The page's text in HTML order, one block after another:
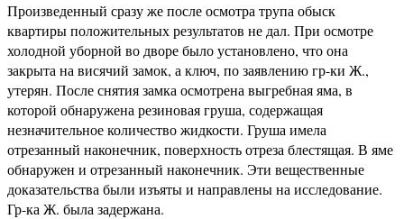
Произведенный сразу же после осмотра трупа обыск
квартиры положительных результатов не дал. При осмотре
холодной уборной во дворе было установлено, что она
закрыта на висячий замок, а ключ, по заявлению гр-ки Ж.,
утерян. После снятия замка осмотрена выгребная яма, в
которой обнаружена резиновая груша, содержащая
незначительное количество жидкости. Груша имела
отрезанный наконечник, поверхность отреза блестящая. В яме
обнаружен и отрезанный наконечник. Эти вещественные
доказательства были изъяты и направлены на исследование.
Гр-ка Ж. была задержана.